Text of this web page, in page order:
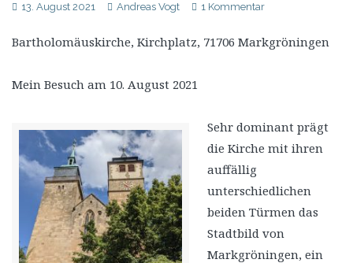
13. August 2021 Andreas Vogt 1 Kommentar
Bartholomäuskirche, Kirchplatz, 71706 Markgröningen
Mein Besuch am 10. August 2021
Sehr dominant prägt
die Kirche mit ihren
auffällig
unterschiedlichen
beiden Türmen das
Stadtbild von
Markgröningen, ein